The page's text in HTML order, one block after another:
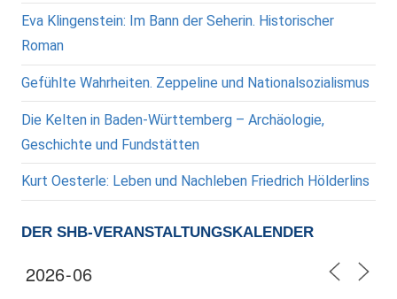
Eva Klingenstein: Im Bann der Seherin. Historischer
Roman
Gefühlte Wahrheiten. Zeppeline und Nationalsozialismus
Die Kelten in Baden-Württemberg – Archäologie,
Geschichte und Fundstätten
Kurt Oesterle: Leben und Nachleben Friedrich Hölderlins
DER SHB-VERANSTALTUNGSKALENDER